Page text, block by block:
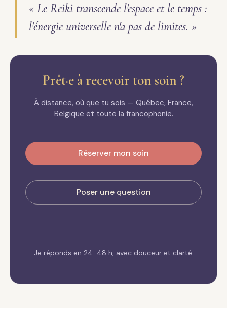
« Le Reiki transcende l'espace et le temps :
l'énergie universelle n'a pas de limites. »
Prêt·e à recevoir ton soin ?
À distance, où que tu sois — Québec, France,
Belgique et toute la francophonie.
Réserver mon soin
Poser une question
Je réponds en 24-48 h, avec douceur et clarté.